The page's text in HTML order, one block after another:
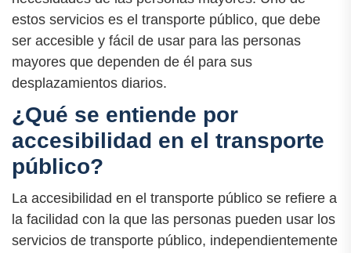
estos servicios es el transporte público, que debe
ser accesible y fácil de usar para las personas
mayores que dependen de él para sus
desplazamientos diarios.
¿Qué se entiende por
accesibilidad en el transporte
público?
La accesibilidad en el transporte público se refiere a
la facilidad con la que las personas pueden usar los
servicios de transporte público, independientemente